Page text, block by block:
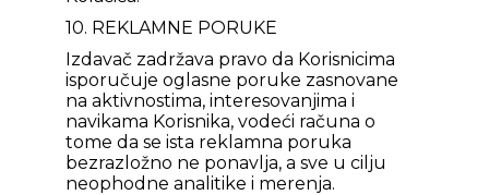
10. REKLAMNE PORUKE
Izdavač zadržava pravo da Korisnicima
isporučuje oglasne poruke zasnovane
na aktivnostima, interesovanjima i
navikama Korisnika, vodeći računa o
tome da se ista reklamna poruka
bezrazložno ne ponavlja, a sve u cilju
neophodne analitike i merenja.